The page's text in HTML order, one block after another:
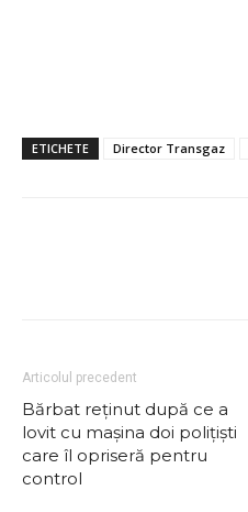
ETICHETE Director Transgaz
Articolul precedent
Bărbat reţinut după ce a
lovit cu mașina doi poliţişti
care îl opriseră pentru
control